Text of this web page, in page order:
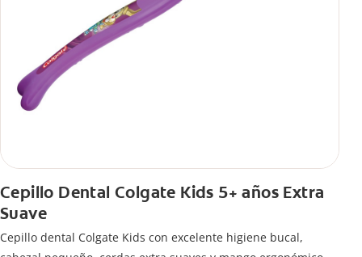
Cepillo Dental Colgate Kids 5+ años Extra
Suave
Cepillo dental Colgate Kids con excelente higiene bucal,